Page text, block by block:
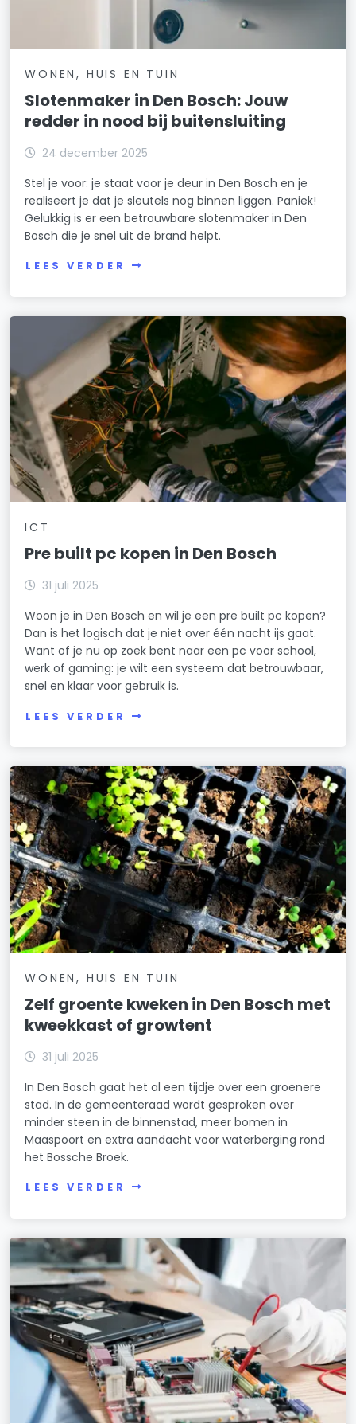
WONEN, HUIS EN TUIN
Slotenmaker in Den Bosch: Jouw
redder in nood bij buitensluiting
24 december 2025
Stel je voor: je staat voor je deur in Den Bosch en je
realiseert je dat je sleutels nog binnen liggen. Paniek!
Gelukkig is er een betrouwbare slotenmaker in Den
Bosch die je snel uit de brand helpt.
LEES VERDER
ICT
Pre built pc kopen in Den Bosch
31 juli 2025
Woon je in Den Bosch en wil je een pre built pc kopen?
Dan is het logisch dat je niet over één nacht ijs gaat.
Want of je nu op zoek bent naar een pc voor school,
werk of gaming: je wilt een systeem dat betrouwbaar,
snel en klaar voor gebruik is.
LEES VERDER
WONEN, HUIS EN TUIN
Zelf groente kweken in Den Bosch met
kweekkast of growtent
31 juli 2025
In Den Bosch gaat het al een tijdje over een groenere
stad. In de gemeenteraad wordt gesproken over
minder steen in de binnenstad, meer bomen in
Maaspoort en extra aandacht voor waterberging rond
het Bossche Broek.
LEES VERDER